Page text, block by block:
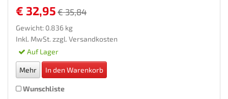
€ 32,95 € 35,84
Gewicht: 0.836 kg
Inkl. MwSt. zzgl. Versandkosten
Auf Lager
Mehr In den Warenkorb
Wunschliste